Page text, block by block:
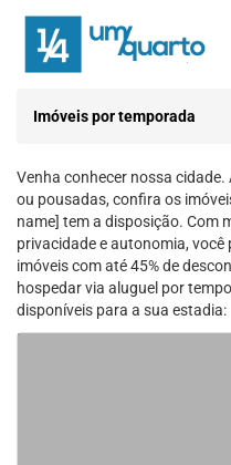
Imóveis por temporada
Venha conhecer nossa
ou pousadas, confira os
name] tem a disposição. Com
privacidade e autonomia,
imóveis com até 45% de
hospedar via aluguel por
disponíveis para a sua estadia: